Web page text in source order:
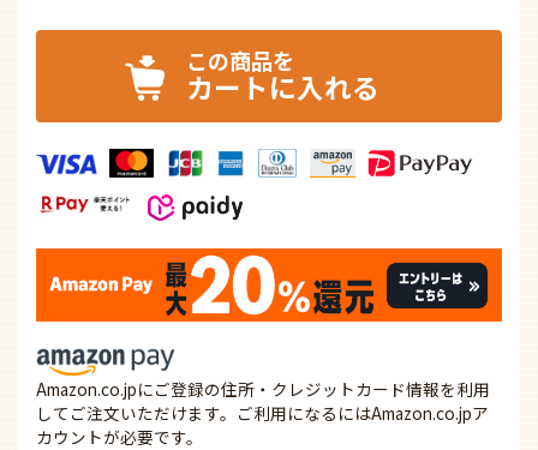
カートに入れる
Amazon.co.jpにご登録の住所・クレジットカード情報を利用
してご注文いただけます。ご利用になるにはAmazon.co.jpア
カウントが必要です。